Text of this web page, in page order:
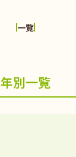
一覧
年別一覧